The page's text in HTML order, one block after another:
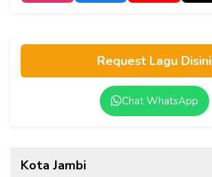
Request Lagu Disini
Chat WhatsApp
Kota Jambi